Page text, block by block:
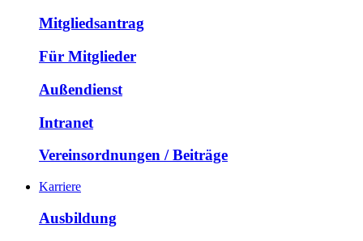
Mitgliedsantrag
Für Mitglieder
Außendienst
Intranet
Vereinsordnungen / Beiträge
Karriere
Ausbildung